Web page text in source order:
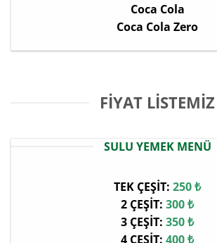
Coca Cola
Coca Cola Zero
FIYAT LISTEMIZ
SULU YEMEK MENÜ
TEK ÇEŞİT: 250 ₺
2 ÇEŞİT: 300 ₺
3 ÇEŞİT: 350 ₺
4 ÇEŞİT: 400₺